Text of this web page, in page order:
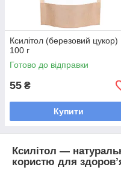
Ксилітол (березовий цукор)
100 г
Готово до відправки
55 ₴
Купити
Ксилітол —
користю для